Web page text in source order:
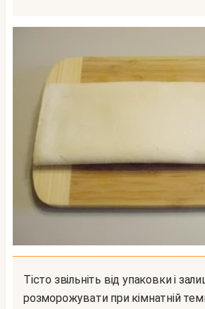
Тісто звільніть від упаковки і залиште
розморожувати при кімнатній